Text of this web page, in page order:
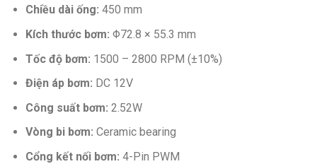
Chiều dài ống: 450 mm
Kích thước bơm: Φ72.8 × 55.3 mm
Tốc độ bơm: 1500 – 2800 RPM (±10%)
Điện áp bơm: DC 12V
Công suất bơm: 2.52W
Vòng bi bơm: Ceramic bearing
Cổng kết nối bơm: 4-Pin PWM